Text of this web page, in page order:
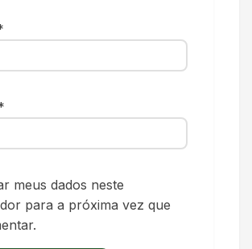
meus dados neste
para a próxima vez que